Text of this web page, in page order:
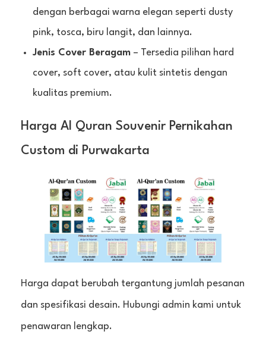
dengan berbagai warna elegan seperti dusty
pink, tosca, biru langit, dan lainnya.
Jenis Cover Beragam– Tersedia pilihan hard
cover, soft cover, atau kulit sintetis dengan
kualitas premium.
Harga Al Quran Souvenir Pernikahan
Custom di Purwakarta
Harga dapat berubah tergantung jumlah pesanan
dan spesifikasi desain. Hubungi admin kami untuk
penawaran lengkap.